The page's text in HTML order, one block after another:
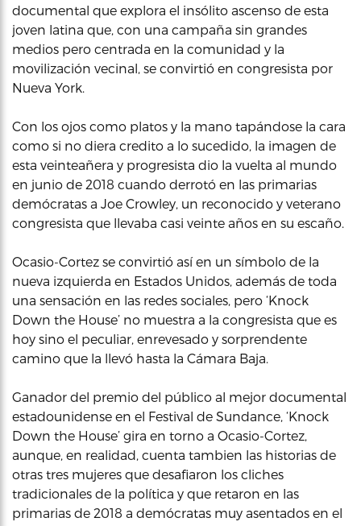
documental que explora el insólito ascenso de esta
joven latina que, con una campaña sin grandes
medios pero centrada en la comunidad y la
movilización vecinal, se convirtió en congresista por
Nueva York.
Con los ojos como platos y la mano tapándose la cara
como si no diera credito a lo sucedido, la imagen de
esta veinteañera y progresista dio la vuelta al mundo
en junio de 2018 cuando derrotó en las primarias
demócratas a Joe Crowley, un reconocido y veterano
congresista que llevaba casi veinte años en su escaño.
Ocasio-Cortez se convirtió así en un símbolo de la
nueva izquierda en Estados Unidos, además de toda
una sensación en las redes sociales, pero ‘Knock
Down the House’ no muestra a la congresista que es
hoy sino el peculiar, enrevesado y sorprendente
camino que la llevó hasta la Cámara Baja.
Ganador del premio del público al mejor documental
estadounidense en el Festival de Sundance, ‘Knock
Down the House’ gira en torno a Ocasio-Cortez,
aunque, en realidad, cuenta tambien las historias de
otras tres mujeres que desafiaron los cliches
tradicionales de la política y que retaron en las
primarias de 2018 a demócratas muy asentados en el